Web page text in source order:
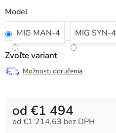
Model
MIG MAN-4
MIG SYN-4
Zvoľte variant
Možnosti doručenia
od €1 494
od €1 214,63 bez DPH